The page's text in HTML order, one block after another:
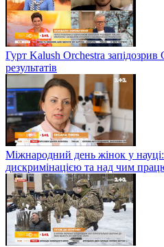
Гурт Kalush Orchestra запідозрив
результатів
Міжнародний день жінок у
дискримінацією та над чим